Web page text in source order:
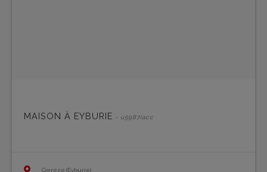
MAISON À EYBURIE - u5987iacc
Corrèze (Eyburie)